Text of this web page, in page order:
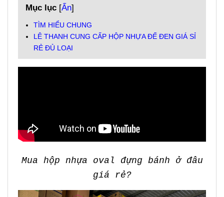
Mục lục [Ẩn]
TÌM HIỂU CHUNG
LÊ THANH CUNG CẤP HỘP NHỰA ĐẾ ĐEN GIÁ SỈ
RẺ ĐỦ LOẠI
Mua hộp nhựa oval đựng bánh ở đâu
giá rẻ?